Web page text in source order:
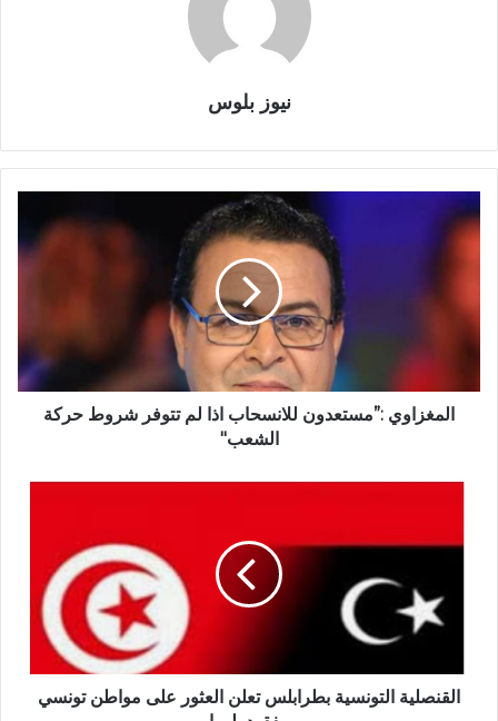
نيوز بلوس
المغزاوي :”مستعدون للانسحاب اذا لم تتوفر شروط حركة
الشعب"
القنصلية التونسية بطرابلس تعلن العثور على مواطن تونسي